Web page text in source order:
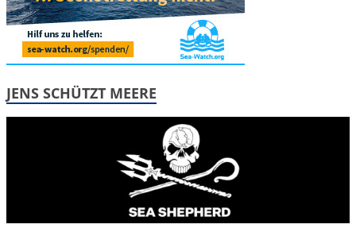
JENS SCHÜTZT MEERE